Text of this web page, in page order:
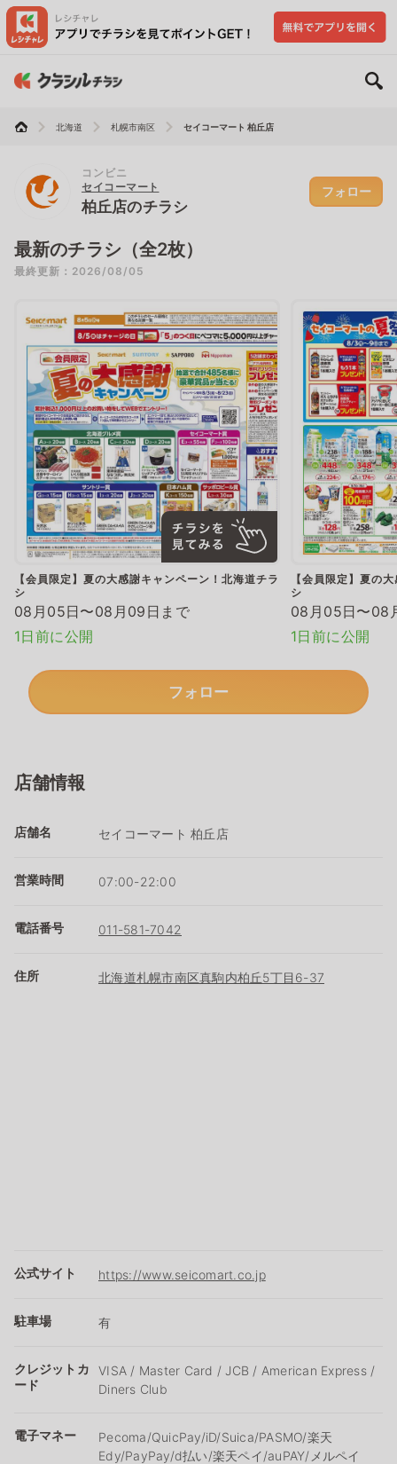
北海道 札幌市南区 セイコーマート 柏丘店
コンビニ
セイコーマート
柏丘店のチラシ
フォロー
最新のチラシ（全2枚）
最終更新：2026/08/05
【会員限定】夏の大感謝キャンペーン！北海道チラ
シ
08月05日〜08月09日まで
1日前に公開
【会員限定】夏の
シ
08月05日〜08
1日前に公開
フォロー
店舗情報
店舗名 セイコーマート 柏丘店
営業時間 07:00-22:00
電話番号 011-581-7042
住所 北海道札幌市南区真駒内柏丘5丁目6-37
公式サイト https://www.seicomart.co.jp
駐車場 有
クレジットカ
ード
VISA / Master Card / JCB / American Express /
Diners Club
電子マネー
Pecoma/QuicPay/iD/Suica/PASMO/楽天
Edy/PayPay/d払い/楽天ペイ/auPAY/メルペイ